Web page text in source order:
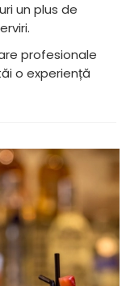
un plus de
profesionale
o experiență